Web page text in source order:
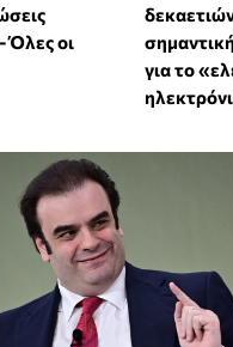
Όλες οι
για το